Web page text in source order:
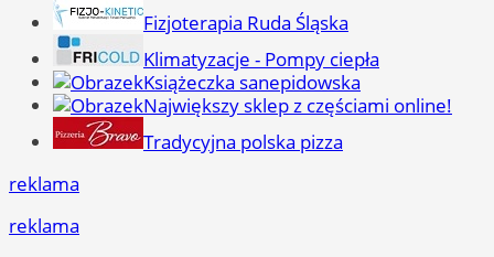
Fizjoterapia Ruda Śląska
Klimatyzacje - Pompy ciepła
Książeczka sanepidowska
Największy sklep z częściami online!
Tradycyjna polska pizza
reklama
reklama